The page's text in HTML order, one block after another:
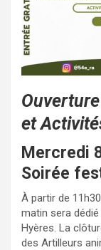
et
Mercredi
Soirée
À partir de
matin sera
Hyères. La
des Artilleurs